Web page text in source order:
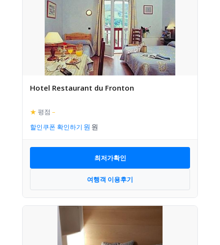
Hotel Restaurant du Fronton
★ 평점 –
할인쿠폰 확인하기
최저가확인
여행객 이용후기